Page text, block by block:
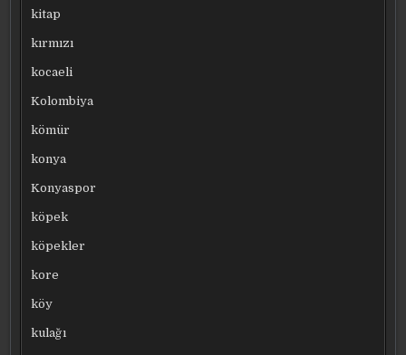
kitap
kırmızı
kocaeli
Kolombiya
kömür
konya
Konyaspor
köpek
köpekler
kore
köy
kulağı